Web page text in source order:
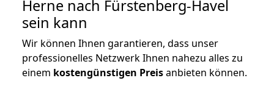
Herne nach Fürstenberg-Havel
sein kann
Wir können Ihnen garantieren, dass unser
professionelles Netzwerk Ihnen nahezu alles zu
einem kostengünstigen Preisanbieten können.